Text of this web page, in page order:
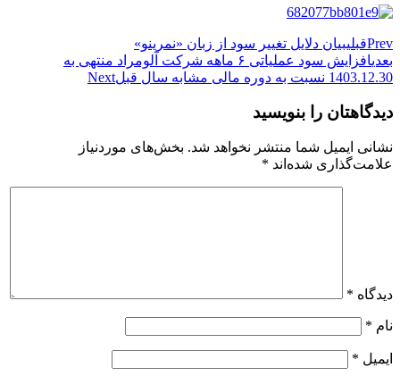
Prevقبلیبیان دلایل تغییر سود از زبان «نمرینو»
بعدی
افزایش سود عملیاتی ۶ ماهه شرکت آلومراد منتهی به
1403.12.30 نسبت به دوره مالی مشابه سال قبل
Next
دیدگاهتان را بنویسید
نشانی ایمیل شما منتشر نخواهد شد. بخش‌های موردنیاز
علامت‌گذاری شده‌اند *
دیدگاه *
نام *
ایمیل *